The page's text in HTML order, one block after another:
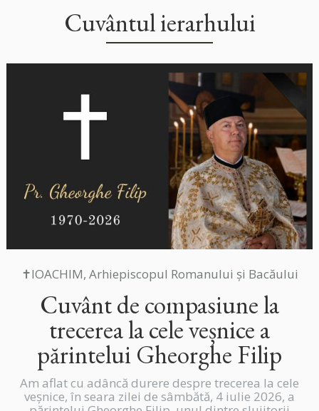
Cuvântul ierarhului
✝IOACHIM, Arhiepiscopul Romanului și Bacăului
Cuvânt de compasiune la
trecerea la cele veșnice a
părintelui Gheorghe Filip
Am aflat cu adâncă durere despre trecerea la cele
veșnice, în seara zilei de sâmbătă, 4 iulie 2026, a